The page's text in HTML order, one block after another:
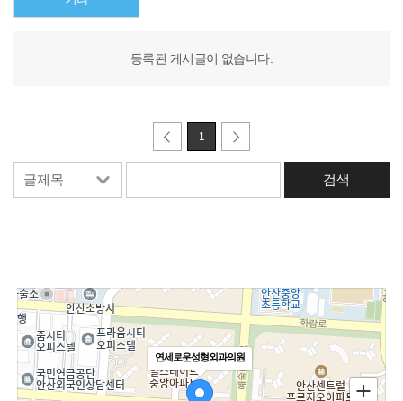
등록된 게시글이 없습니다.
1
연세로운성형외과의원